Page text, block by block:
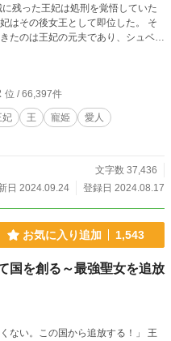
残った王妃は処刑を覚悟していた
その後女王として即位した。 そ
たのは王妃の元夫であり、シュベー
位 / 66,397件
妃 王 寵姫
愛人
文字数 37,436
日 2024.09.24
登録日 2024.08.17
お気に入り追加 1,543
国を創る～最強聖女を追放
い。この国から追放する！」 王